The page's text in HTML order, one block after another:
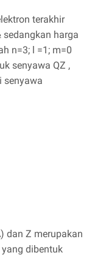
terakhir
sedangkan harga
n=3; l =1; m=0
senyawa QZ ,
senyawa
dan Z merupakan
dibentuk